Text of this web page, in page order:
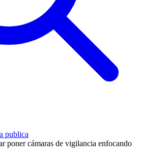
publica
poner cámaras de vigilancia enfocando